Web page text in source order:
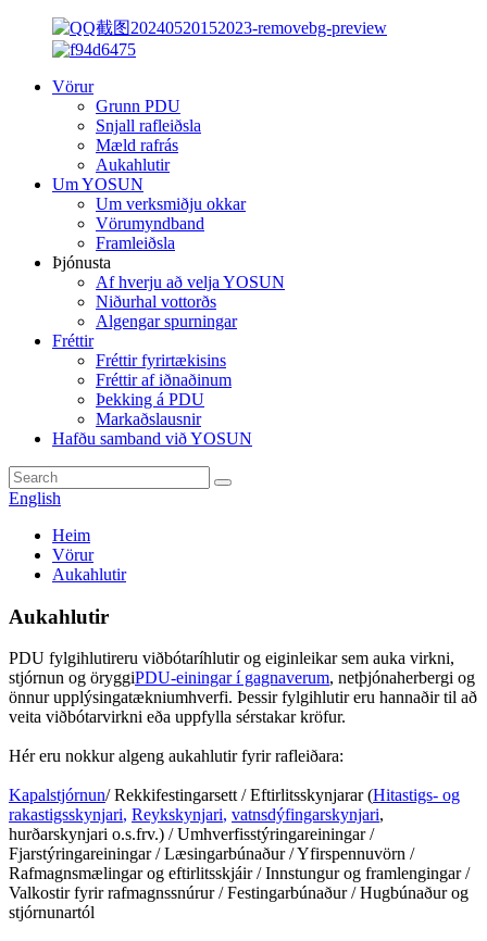
Vörur
Grunn PDU
Snjall rafleiðsla
Mæld rafrás
Aukahlutir
Um YOSUN
Um verksmiðju okkar
Vörumyndband
Framleiðsla
Þjónusta
Af hverju að velja YOSUN
Niðurhal vottorðs
Algengar spurningar
Fréttir
Fréttir fyrirtækisins
Fréttir af iðnaðinum
Þekking á PDU
Markaðslausnir
Hafðu samband við YOSUN
English
Heim
Vörur
Aukahlutir
Aukahlutir
PDU fylgihlutireru viðbótaríhlutir og eiginleikar sem auka virkni,
stjórnun og öryggiPDU-einingar í gagnaverum, netþjónaherbergi og
önnur upplýsingatækniumhverfi. Þessir fylgihlutir eru hannaðir til að
veita viðbótarvirkni eða uppfylla sérstakar kröfur.
Hér eru nokkur algeng aukahlutir fyrir rafleiðara:
Kapalstjórnun/ Rekkifestingarsett / Eftirlitsskynjarar (Hitastigs- og
rakastigsskynjari, Reykskynjari, vatnsdýfingarskynjari,
hurðarskynjari o.s.frv.) / Umhverfisstýringareiningar /
Fjarstýringareiningar / Læsingarbúnaður / Yfirspennuvörn /
Rafmagnsmælingar og eftirlitsskjáir / Innstungur og framlengingar /
Valkostir fyrir rafmagnssnúrur / Festingarbúnaður / Hugbúnaður og
stjórnunartól